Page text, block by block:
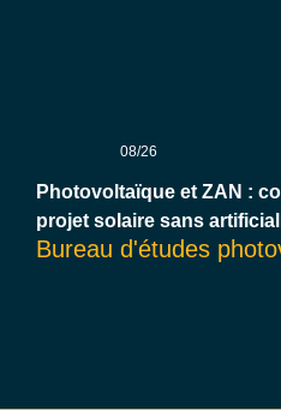
08/26
Photovoltaïque et ZAN :
projet solaire sans
Bureau d'études